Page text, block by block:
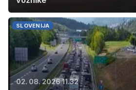
SLOVENIJA
02. 08. 2026 11.32